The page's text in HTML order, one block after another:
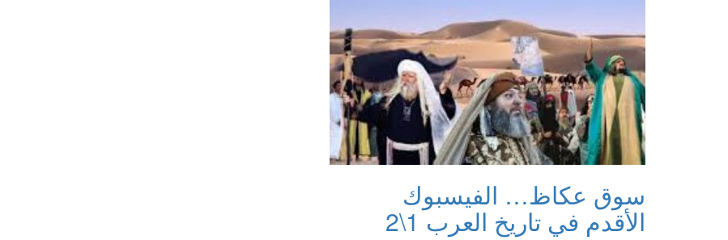
سوق عكاظ… الفيسبوك
الأقدم في تاريخ العرب 1\2